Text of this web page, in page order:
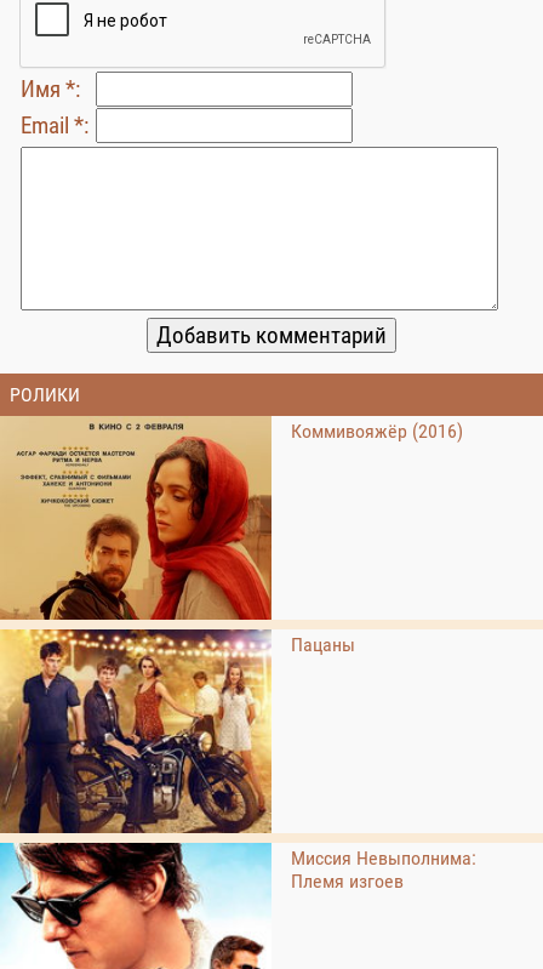
Имя *:
Email *:
РОЛИКИ
Коммивояжёр (2016)
Пацаны
Миссия Невыполнима:
Племя изгоев